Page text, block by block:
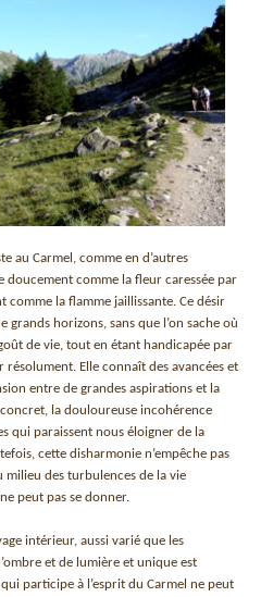
au Carmel, comme en d’autres
doucement comme la fleur caressée par
comme la flamme jaillissante. Ce désir
grands horizons, sans que l’on sache où
de vie, tout en étant handicapée par
Elle connaît des avancées et
entre de grandes aspirations et la
la douloureuse incohérence
qui paraissent nous éloigner de la
cette disharmonie n’empêche pas
milieu des turbulences de la vie
peut pas se donner.
intérieur, aussi varié que les
et de lumière et unique est
participe à l’esprit du Carmel ne peut